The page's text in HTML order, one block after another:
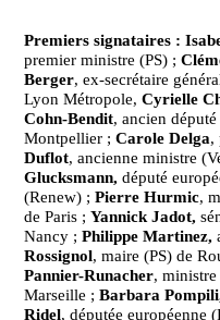
Premiers signataires :
premier ministre (PS) ;
Berger, ex-secrétaire
Lyon Métropole, Cyrielle
Cohn-Bendit, ancien
Montpellier ; Carole Delga,
Duflot, ancienne ministre
Glucksmann, député
(Renew) ; Pierre Hurmic,
de Paris ; Yannick Jadot,
Nancy ; Philippe Martinez,
Rossignol, maire (PS) de
Pannier-Runacher, ministre
Marseille ; Barbara
Ridel, députée européenne